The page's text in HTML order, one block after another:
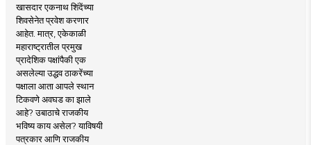
खासदार एकनाथ शिंदेंच्या
शिवसेनेत प्रवेश करणार
आहेत. मात्र, एकेकाळी
महाराष्ट्रातील प्रमुख
प्रादेशिक पक्षांपैकी एक
असलेल्या उद्धव ठाकरेंच्या
पक्षाला आता आपले स्थान
टिकवणे अवघड का झाले
आहे? उबाठाचे राजकीय
भविष्य काय असेल? याविषयी
पत्रकार आणि राजकीय